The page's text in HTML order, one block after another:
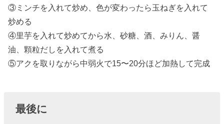
③ミンチを入れて炒め、色が変わったら玉ねぎを入れて
炒める
④里芋を入れて炒めてから水、砂糖、酒、みりん、醤
油、顆粒だしを入れて煮る
⑤アクを取りながら中弱火で15〜20分ほど加熱して完成
最後に